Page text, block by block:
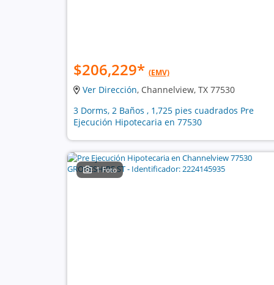
$206,229* (EMV)
Ver Dirección, Channelview, TX 77530
3 Dorms, 2 Baños , 1,725 pies cuadrados Pre
Ejecución Hipotecaria en 77530
1 Foto